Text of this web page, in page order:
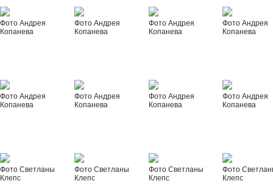
Фото Андрея
Копанева
Фото Андрея
Копанева
Фото Андрея
Копанева
Фото Андрея
Копанева
Фото Андрея
Копанева
Фото Андрея
Копанева
Фото Андрея
Копанева
Фото Андрея
Копанева
Фото Светланы
Клепс
Фото Светланы
Клепс
Фото Светланы
Клепс
Фото
Клепс